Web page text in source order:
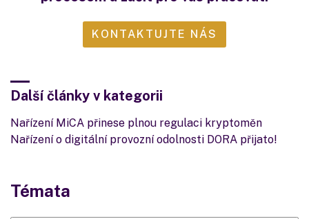
KONTAKTUJTE NÁS
Další články v kategorii
Nařízení MiCA přinese plnou regulaci kryptoměn
Nařízení o digitální provozní odolnosti DORA přijato!
Témata